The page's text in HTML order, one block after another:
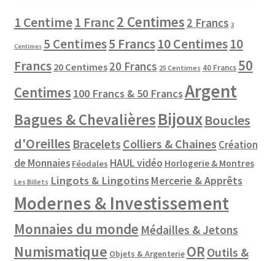
1 Centime1 Franc2 Centimes 2 Francs 3
Centimes 5 Centimes5 Francs10 Centimes10
Francs 20 Centimes 20 Francs 25 Centimes 40 Francs 50
Centimes 100 Francs & 50 FrancsArgent
Bagues & ChevalièresBijouxBoucles
d'Oreilles Bracelets Colliers & Chaines Création
de Monnaies Féodales HAUL vidéo Horlogerie & Montres
Les Billets Lingots & Lingotins Mercerie & Apprêts
Modernes & Investissement
Monnaies du monde Médailles & Jetons
Numismatique Objets & Argenterie OR Outils &